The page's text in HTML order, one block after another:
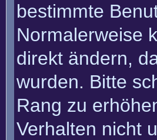
bestimmte
Normalerweise
direkt ändern,
wurden. Bitte
Rang zu
Verhalten nicht